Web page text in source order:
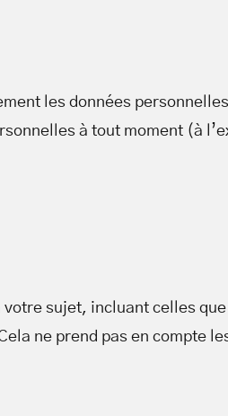
les données
à tout moment (à
sujet, incluant celles
ne prend pas en compte